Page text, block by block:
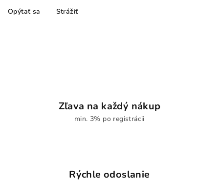
Opýtať sa Strážiť
Zľava na každý nákup
min. 3% po registrácii
Rýchle odoslanie